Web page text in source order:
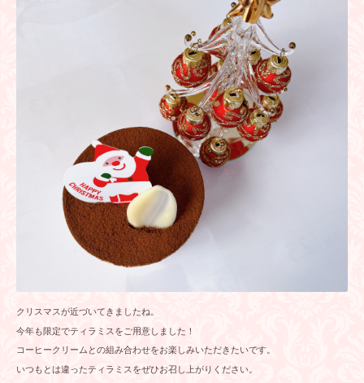
クリスマスが近づいてきましたね。
今年も限定でティラミスをご用意しました！
コーヒークリームとの組み合わせをお楽しみいただきたいです。
いつもとは違ったティラミスをぜひお召し上がりください。